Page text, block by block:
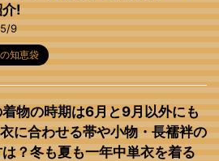
介!
9
知恵袋
物の時期は6月と9月以外にも
に合わせる帯や小物・長襦袢の
？冬も夏も一年中単衣を着る